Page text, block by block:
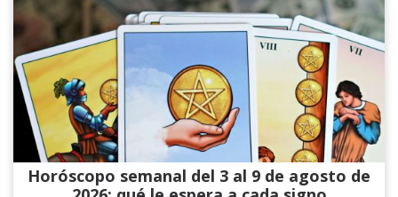
Horóscopo semanal del 3 al 9 de agosto de